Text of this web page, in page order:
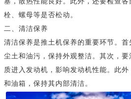
栓、螺母等是否松动。
二、清洁保养
清洁保养是推土机保养的重要环节。
尘土和油污，保持外观整洁。其次，
质进入发动机，影响发动机性能。此
和油箱，保持其内部清洁。